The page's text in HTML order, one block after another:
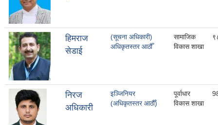
हिमराज
सेडाई
(सूचना अधिकारी)
अधिकृतस्तर आठौँ
सामाजिक
विकास शाखा
निरज
अधिकारी
इञ्जिनियर
(अधिकृतस्तर आठौँ)
पूर्वाधार
विकास शाखा